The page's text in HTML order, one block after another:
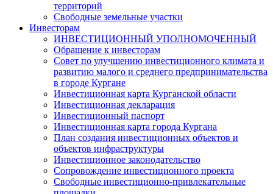
территорий
Свободные земельные участки
Инвесторам
ИНВЕСТИЦИОННЫЙ УПОЛНОМОЧЕННЫЙ
Обращение к инвесторам
Совет по улучшению инвестиционного климата и
развитию малого и среднего предпринимательства
в городе Кургане
Инвестиционная карта Курганской области
Инвестиционная декларация
Инвестиционный паспорт
Инвестиционная карта города Кургана
План создания инвестиционных объектов и
объектов инфраструктуры
Инвестиционное законодательство
Сопровождение инвестиционного проекта
Свободные инвестиционно-привлекательные